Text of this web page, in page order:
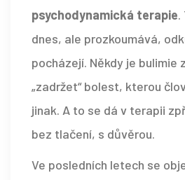
psychodynamická terapie.
dnes, ale prozkoumává,
pocházejí. Někdy je bulimie
„zadržet“ bolest, kterou
jinak. A to se dá v terapii
bez tlačení, s důvěrou.
Ve posledních letech se